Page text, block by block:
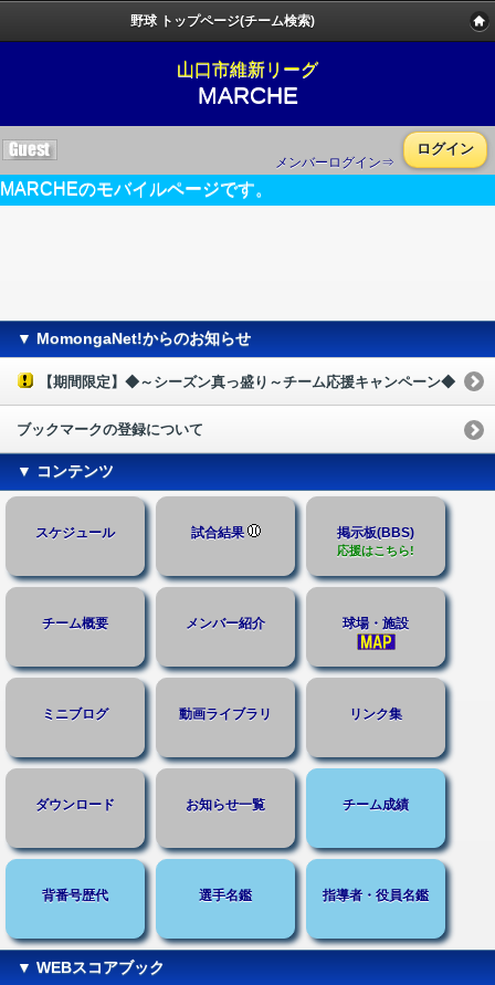
野球 トップページ(チーム検索)
山口市維新リーグ
MARCHE
メンバーログイン⇒
ログイン
MARCHEのモバイルページです。
▼ MomongaNet!からのお知らせ
【期間限定】◆～シーズン真っ盛り～チーム応援キャンペーン◆
ブックマークの登録について
▼ コンテンツ
スケジュール 試合結果 掲示板(BBS)
応援はこちら!
チーム概要 メンバー紹介 球場・施設
ミニブログ 動画ライブラリ リンク集
ダウンロード お知らせ一覧 チーム成績
背番号歴代 選手名鑑 指導者・役員名鑑
▼ WEBスコアブック